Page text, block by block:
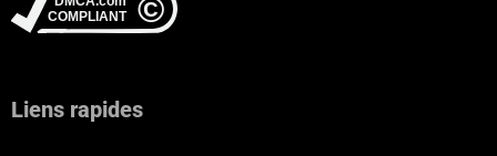
Liens rapides